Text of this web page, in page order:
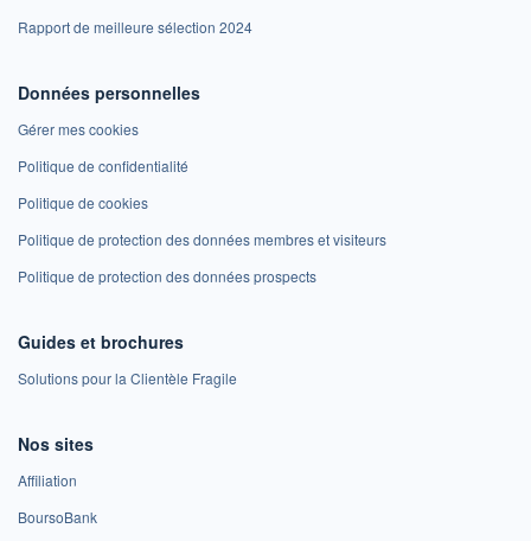
Rapport de meilleure sélection 2024
Données personnelles
Gérer mes cookies
Politique de confidentialité
Politique de cookies
Politique de protection des données membres et visiteurs
Politique de protection des données prospects
Guides et brochures
Solutions pour la Clientèle Fragile
Nos sites
Affiliation
BoursoBank